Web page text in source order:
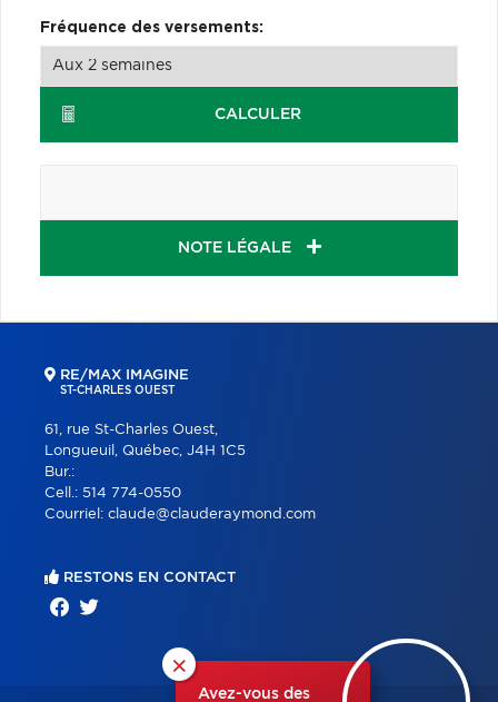
Fréquence des versements:
CALCULER
NOTE LÉGALE
×
Avez-vous des
RE/MAX IMAGINE
ST-CHARLES OUEST
61, rue St-Charles Ouest,
Longueuil, Québec, J4H 1C5
Bur.:
Cell.: 514 774-0550
Courriel: claude@clauderaymond.com
RESTONS EN CONTACT